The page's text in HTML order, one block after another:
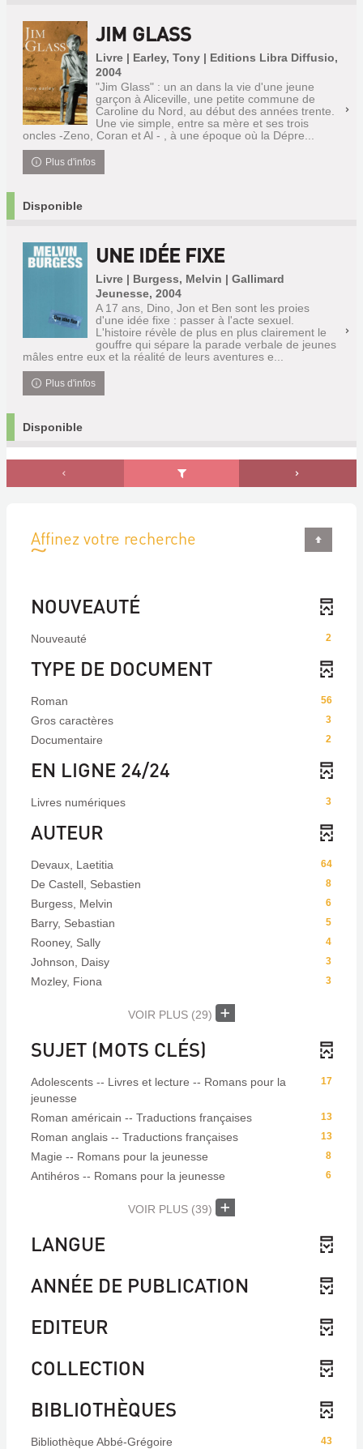
JIM GLASS
Livre | Earley, Tony | Editions Libra Diffusio,
2004
"Jim Glass" : un an dans la vie d'une jeune
garçon à Aliceville, une petite commune de
Caroline du Nord, au début des années trente.
Une vie simple, entre sa mère et ses trois
oncles -Zeno, Coran et Al - , à une époque où la Dépre...
Plus d'infos
Disponible
UNE IDÉE FIXE
Livre | Burgess, Melvin | Gallimard
Jeunesse, 2004
A 17 ans, Dino, Jon et Ben sont les proies
d'une idée fixe : passer à l'acte sexuel.
L'histoire révèle de plus en plus clairement le
gouffre qui sépare la parade verbale de jeunes
mâles entre eux et la réalité de leurs aventures e...
Plus d'infos
Disponible
Affinez votre recherche
NOUVEAUTÉ
2
Nouveauté
TYPE DE DOCUMENT
56
Roman
3
Gros caractères
2
Documentaire
EN LIGNE 24/24
3
Livres numériques
AUTEUR
64
Devaux, Laetitia
8
De Castell, Sebastien
6
Burgess, Melvin
5
Barry, Sebastian
4
Rooney, Sally
3
Johnson, Daisy
3
Mozley, Fiona
VOIR PLUS (29)
SUJET (MOTS CLÉS)
17
Adolescents -- Livres et lecture -- Romans pour la
jeunesse
13
Roman américain -- Traductions françaises
13
Roman anglais -- Traductions françaises
8
Magie -- Romans pour la jeunesse
6
Antihéros -- Romans pour la jeunesse
VOIR PLUS (39)
LANGUE
ANNÉE DE PUBLICATION
EDITEUR
COLLECTION
BIBLIOTHÈQUES
43
Bibliothèque Abbé-Grégoire